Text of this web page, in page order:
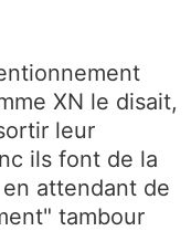
XN le disait,
leur
ils font de la
attendant de
tambour